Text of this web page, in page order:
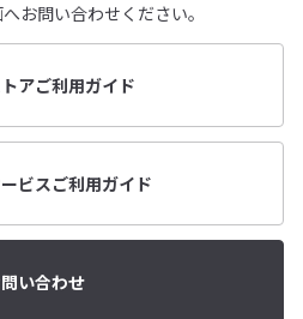
お問い合わせください。
アご利用ガイド
ビスご利用ガイド
い合わせ